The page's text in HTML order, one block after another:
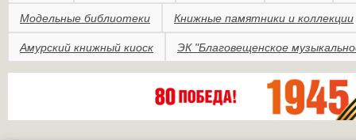
Модельные библиотеки Книжные памятники и коллекции
Амурский книжный киоск ЭК "Благовещенское